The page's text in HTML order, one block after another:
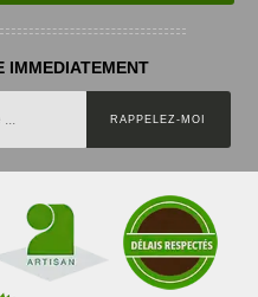
IMMEDIATEMENT